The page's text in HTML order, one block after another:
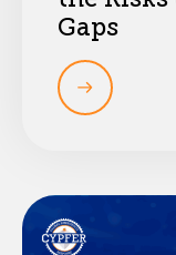
Gaps